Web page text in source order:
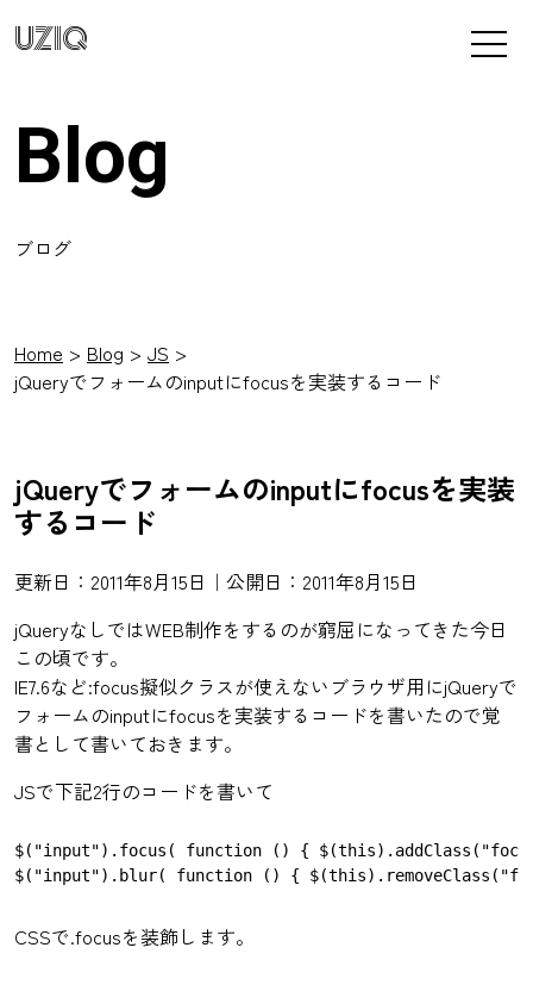
UZIQ
Blog
ブログ
Home Blog
JS
jQueryでフォームのinputにfocusを実装するコード
jQueryでフォームのinputにfocusを実装
するコード
更新日：2011年8月15日｜公開日：2011年8月15日
jQueryなしではWEB制作をするのが窮屈になってきた今日
この頃です。
IE7.6など:focus擬似クラスが使えないブラウザ用にjQueryで
フォームのinputにfocusを実装するコードを書いたので覚
書として書いておきます。
JSで下記2行のコードを書いて
$("input").focus( function () {
CSSで.focusを装飾します。